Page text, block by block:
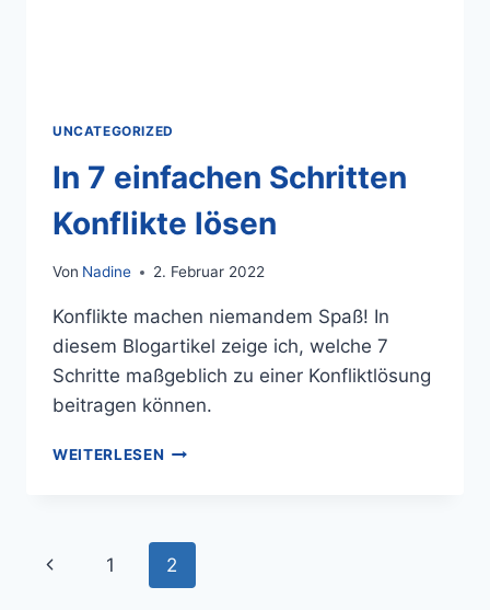
UNCATEGORIZED
In 7 einfachen Schritten
Konflikte lösen
Von Nadine 2. Februar 2022
Konflikte machen niemandem Spaß! In
diesem Blogartikel zeige ich, welche 7
Schritte maßgeblich zu einer Konfliktlösung
beitragen können.
WEITERLESEN
1 2